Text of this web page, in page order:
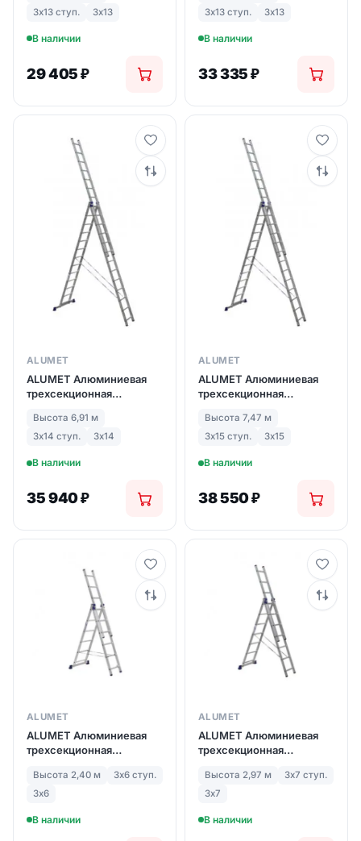
3х13 ступ. 3х13
В наличии
29 405₽
3х13 ступ. 3х13
В наличии
33 335₽
ALUMET
ALUMET Алюминиевая
трехсекционная
3Х14 ступ. (арт. 6314)
Высота 6,91 м
3х14 ступ.
3х14
В наличии
35 940₽
ALUMET
ALUMET Алюминиевая
трехсекционная
3Х15 ступ. (арт. 6315)
Высота 7,47 м
3х15 ступ.
3х15
В наличии
38 550₽
ALUMET
ALUMET Алюминиевая
трехсекционная
ступ. (арт. 5306)
Высота 2,40 м
3х6 ступ.
3х6
В наличии
ALUMET
ALUMET Алюминиевая
трехсекционная
ступ. (арт. 5307)
Высота 2,97 м
3х7 ступ.
3х7
В наличии